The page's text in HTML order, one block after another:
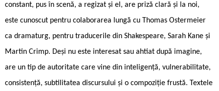
constant, pus în scenă, a regizat și el, are priză clară și la noi,
este cunoscut pentru colaborarea lungă cu Thomas Ostermeier
ca dramaturg, pentru traducerile din Shakespeare, Sarah Kane și
Martin Crimp. Deși nu este interesat sau ahtiat după imagine,
are un tip de autoritate care vine din inteligență, vulnerabilitate,
consistență, subtilitatea discursului și o compoziție frustă. Textele